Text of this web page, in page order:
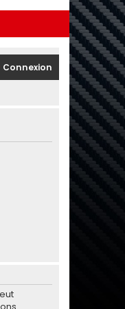
Connexion